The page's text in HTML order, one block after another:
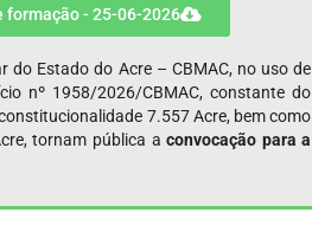
do Estado do Acre – CBMAC, no uso de
nº 1958/2026/CBMAC, constante do
7.557 Acre, bem como
tornam pública aconvocação para a
formação - 25-06-2026